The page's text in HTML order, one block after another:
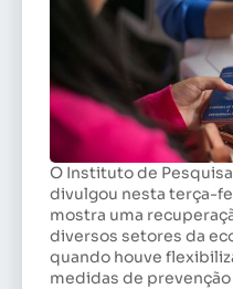
O Instituto de
divulgou nesta terça-
mostra uma
diversos setores da
quando houve
medidas de prevenção